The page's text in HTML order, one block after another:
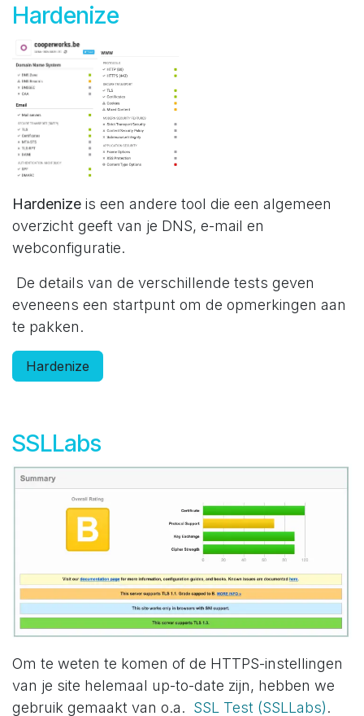
Hardenize
Hardenize is een andere tool die een algemeen
overzicht geeft van je DNS, e-mail en
webconfiguratie.
De details van de verschillende tests geven
eveneens een startpunt om de opmerkingen aan
te pakken.
Hardenize
SSLLabs
Om te weten te komen of de HTTPS-instellingen
van je site helemaal up-to-date zijn, hebben we
gebruik gemaakt van o.a. SSL Test (SSLLabs).